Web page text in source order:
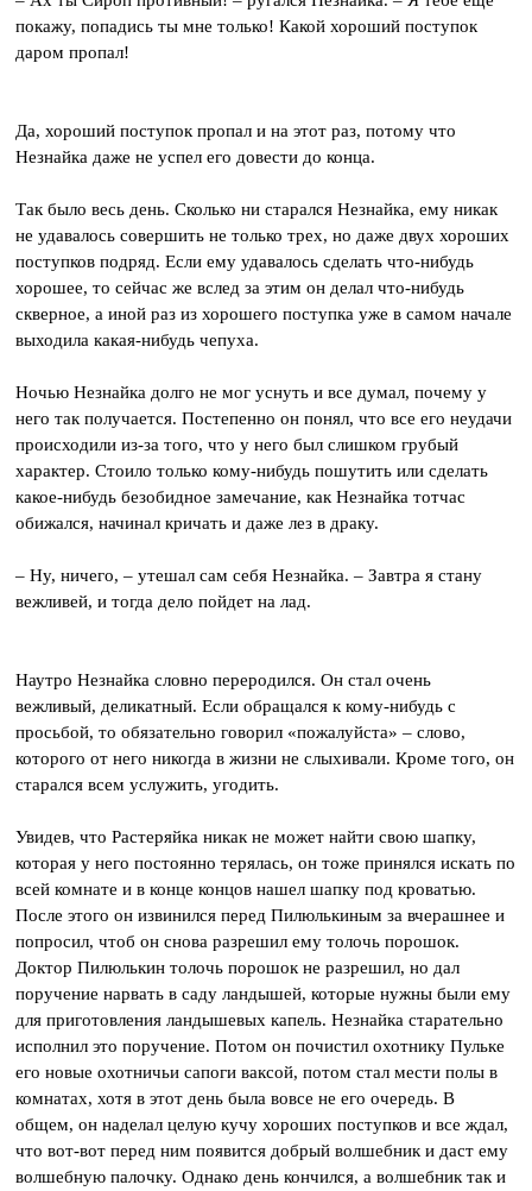
покажу, попадись ты мне только! Какой хороший поступок
даром пропал!
Да, хороший поступок пропал и на этот раз, потому что
Незнайка даже не успел его довести до конца.
Так было весь день. Сколько ни старался Незнайка, ему никак
не удавалось совершить не только трех, но даже двух хороших
поступков подряд. Если ему удавалось сделать что-нибудь
хорошее, то сейчас же вслед за этим он делал что-нибудь
скверное, а иной раз из хорошего поступка уже в самом начале
выходила какая-нибудь чепуха.
Ночью Незнайка долго не мог уснуть и все думал, почему у
него так получается. Постепенно он понял, что все его неудачи
происходили из-за того, что у него был слишком грубый
характер. Стоило только кому-нибудь пошутить или сделать
какое-нибудь безобидное замечание, как Незнайка тотчас
обижался, начинал кричать и даже лез в драку.
– Ну, ничего, – утешал сам себя Незнайка. – Завтра я стану
вежливей, и тогда дело пойдет на лад.
Наутро Незнайка словно переродился. Он стал очень
вежливый, деликатный. Если обращался к кому-нибудь с
просьбой, то обязательно говорил «пожалуйста» – слово,
которого от него никогда в жизни не слыхивали. Кроме того, он
старался всем услужить, угодить.
Увидев, что Растеряйка никак не может найти свою шапку,
которая у него постоянно терялась, он тоже принялся искать по
всей комнате и в конце концов нашел шапку под кроватью.
После этого он извинился перед Пилюлькиным за вчерашнее и
попросил, чтоб он снова разрешил ему толочь порошок.
Доктор Пилюлькин толочь порошок не разрешил, но дал
поручение нарвать в саду ландышей, которые нужны были ему
для приготовления ландышевых капель. Незнайка старательно
исполнил это поручение. Потом он почистил охотнику Пульке
его новые охотничьи сапоги ваксой, потом стал мести полы в
комнатах, хотя в этот день была вовсе не его очередь. В
общем, он наделал целую кучу хороших поступков и все ждал,
что вот-вот перед ним появится добрый волшебник и даст ему
волшебную палочку. Однако день кончился, а волшебник так и